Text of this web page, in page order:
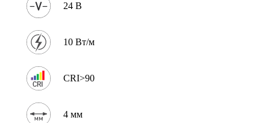
24 В
10 Вт/м
CRI>90
4 мм